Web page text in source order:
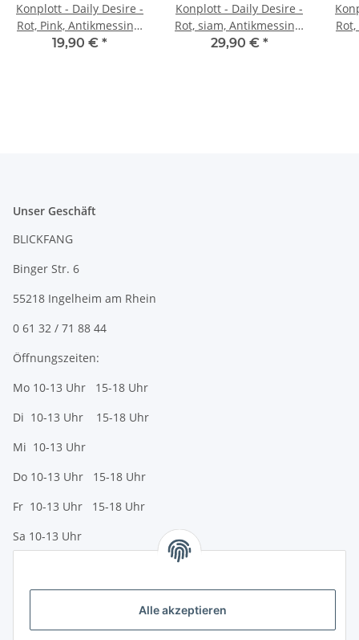
Alle akzeptieren
Konplott - Daily Desire -
Rot, Pink, Antikmessing,
Halskette mit Anhänger
19,90 € *
Konplott - Daily Desire -
Rot, siam, Antikmessing,
Ring
29,90 € *
Unser Geschäft
BLICKFANG
Binger Str. 6
55218 Ingelheim am Rhein
0 61 32 / 71 88 44
Öffnungszeiten:
Mo 10-13 Uhr 15-18 Uhr
Di 10-13 Uhr 15-18 Uhr
Mi 10-13 Uhr
Do 10-13 Uhr 15-18 Uhr
Fr 10-13 Uhr 15-18 Uhr
Sa 10-13 Uhr
Vorkasse (per Bank-Überweisung)